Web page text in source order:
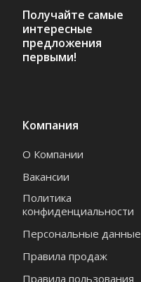
Получайте самые
интересные
предложения
первыми!
Компания
О Компании
Вакансии
Политика
конфиденциальности
Персональные данные
Правила продаж
Правила пользования